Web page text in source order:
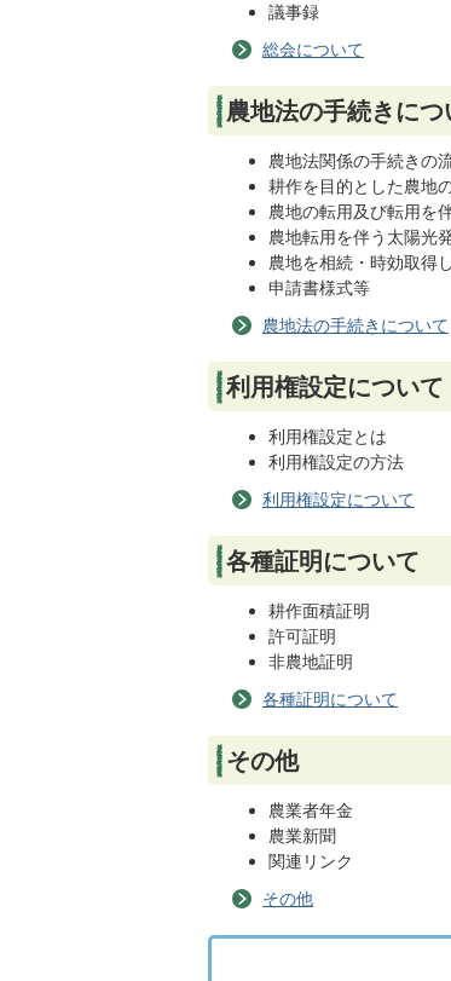
議事録
総会について
農地法の手続きにつ
農地法関係の手続きの
耕作を目的とした農地
農地の転用及び転用を
農地転用を伴う太陽光
農地を相続・時効取得
申請書様式等
農地法の手続きについて
利用権設定について
利用権設定とは
利用権設定の方法
利用権設定について
各種証明について
耕作面積証明
許可証明
非農地証明
各種証明について
その他
農業者年金
農業新聞
関連リンク
その他